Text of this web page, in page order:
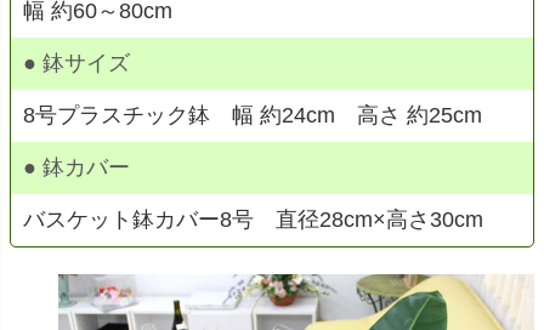
幅 約60～80cm
● 鉢サイズ
8号プラスチック鉢 幅 約24cm 高さ 約25cm
● 鉢カバー
バスケット鉢カバー8号 直径28cm×高さ30cm